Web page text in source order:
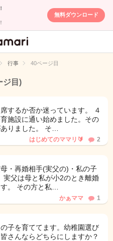
無料ダウンロード
名QA
行事 40ページ目
ジ目)
するか否か迷っています。 ４
施設に通い始めました。その
りました。 そ…
はじめてのママリ🔰 2
・再婚相手(実父の)・私の子
実父は母と私が小2のとき離婚
。 その方と私…
かぁママ 1
子を育ててます。幼稚園選び
さんならどちらにしますか？